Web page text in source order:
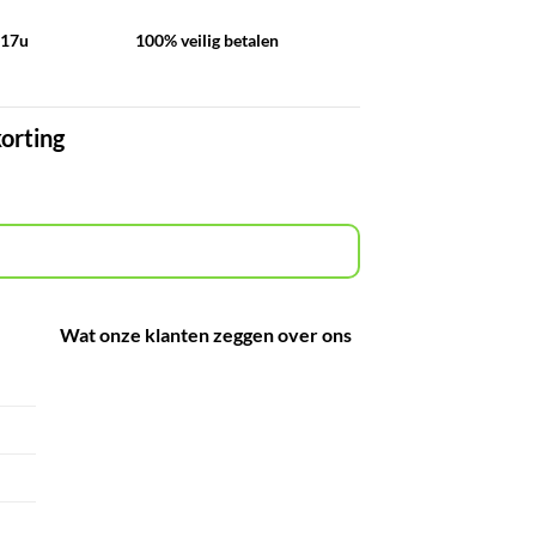
100% veilig betalen
Wat onze klanten zeggen over ons